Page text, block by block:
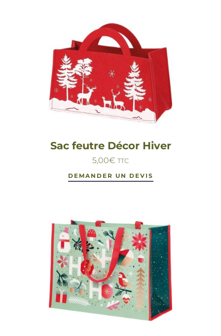
Sac feutre Décor Hiver
5,00€ TTC
DEMANDER UN DEVIS